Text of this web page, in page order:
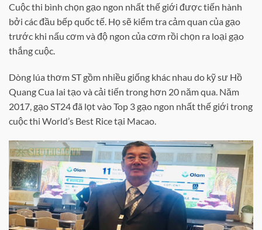
Cuộc thi bình chọn gạo ngon nhất thế giới được tiến hành
bởi các đầu bếp quốc tế. Họ sẽ kiểm tra cảm quan của gạo
trước khi nấu cơm và độ ngon của cơm rồi chọn ra loại gạo
thắng cuộc.
Dòng lúa thơm ST gồm nhiều giống khác nhau do kỹ sư Hồ
Quang Cua lai tạo và cải tiến trong hơn 20 năm qua. Năm
2017, gạo ST24 đã lọt vào Top 3 gạo ngon nhất thế giới trong
cuộc thi World’s Best Rice tại Macao.